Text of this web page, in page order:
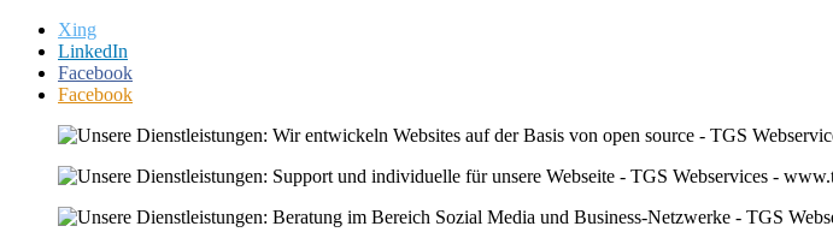
Xing
LinkedIn
Facebook
Facebook